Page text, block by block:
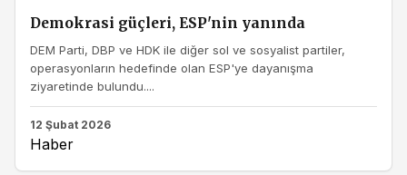
Demokrasi güçleri, ESP'nin yanında
DEM Parti, DBP ve HDK ile diğer sol ve sosyalist partiler,
operasyonların hedefinde olan ESP'ye dayanışma
ziyaretinde bulundu....
12 Şubat 2026
Haber